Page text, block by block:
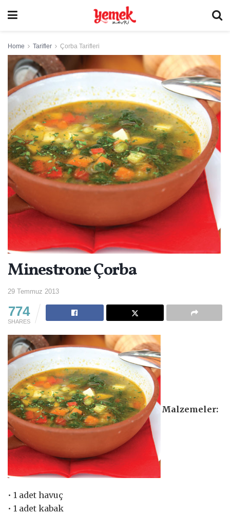
Home Tarifler Çorba Tarifleri
Minestrone Çorba
29 Temmuz 2013
774
SHARES
Malzemeler:
• 1 adet havuç
• 1 adet kabak